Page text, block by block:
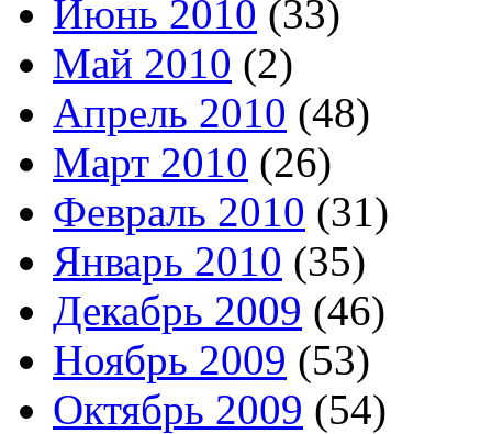
Июнь 2010 (33)
Май 2010 (2)
Апрель 2010 (48)
Март 2010 (26)
Февраль 2010 (31)
Январь 2010 (35)
Декабрь 2009 (46)
Ноябрь 2009 (53)
Октябрь 2009 (54)